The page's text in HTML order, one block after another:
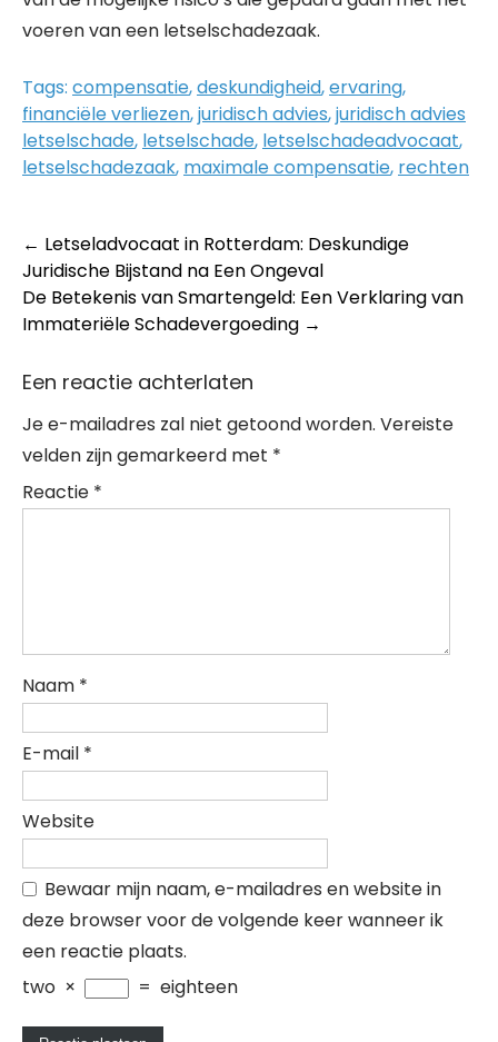
voeren van een letselschadezaak.
Tags: compensatie,deskundigheid,ervaring,
financiële verliezen,juridisch advies,juridisch advies
letselschade, letselschade, letselschadeadvocaat,
letselschadezaak, maximale compensatie, rechten
Post
navigation
← Letseladvocaat in Rotterdam: Deskundige
Juridische Bijstand na Een Ongeval
De Betekenis van Smartengeld: Een Verklaring van
Immateriële Schadevergoeding →
Een reactie achterlaten
Je e-mailadres zal niet getoond worden. Vereiste
velden zijn gemarkeerd met *
Reactie *
Naam *
E-mail *
Website
Bewaar mijn naam, e-mailadres en website in
deze browser voor de volgende keer wanneer ik
een reactie plaats.
two × = eighteen